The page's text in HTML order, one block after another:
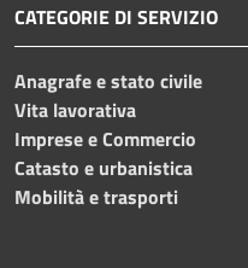
CATEGORIE DI SERVIZIO
Anagrafe e stato civile
Vita lavorativa
Imprese e Commercio
Catasto e urbanistica
Mobilità e trasporti